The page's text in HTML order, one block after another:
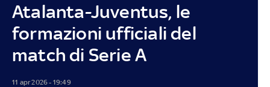
Atalanta-Juventus, le
formazioni ufficiali del
match di Serie A
11 apr 2026 - 19:49